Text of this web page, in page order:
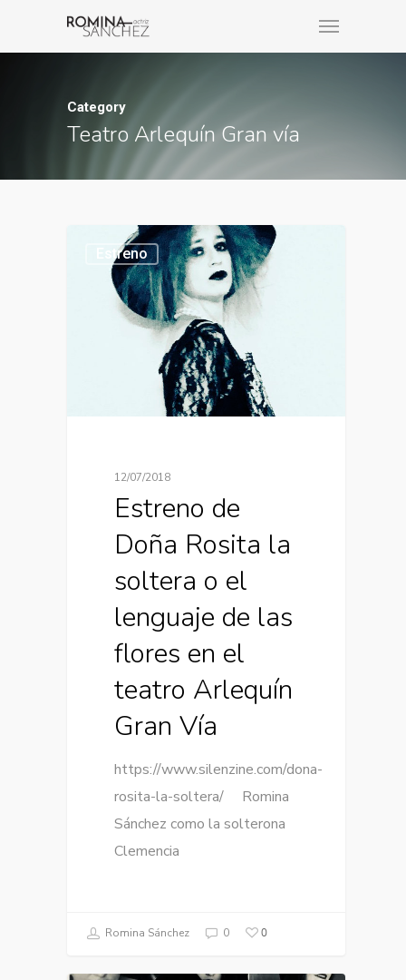
Category
Teatro Arlequín Gran vía
Estreno
12/07/2018
Estreno de
Doña Rosita la
soltera o el
lenguaje de las
flores en el
teatro Arlequín
Gran Vía
https://www.silenzine.com/dona-
rosita-la-soltera/ Romina
Sánchez como la solterona
Clemencia
Romina Sánchez 0 0